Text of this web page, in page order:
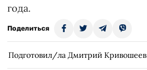
года.
Поделиться
Подготовил/ла Дмитрий Кривошеев